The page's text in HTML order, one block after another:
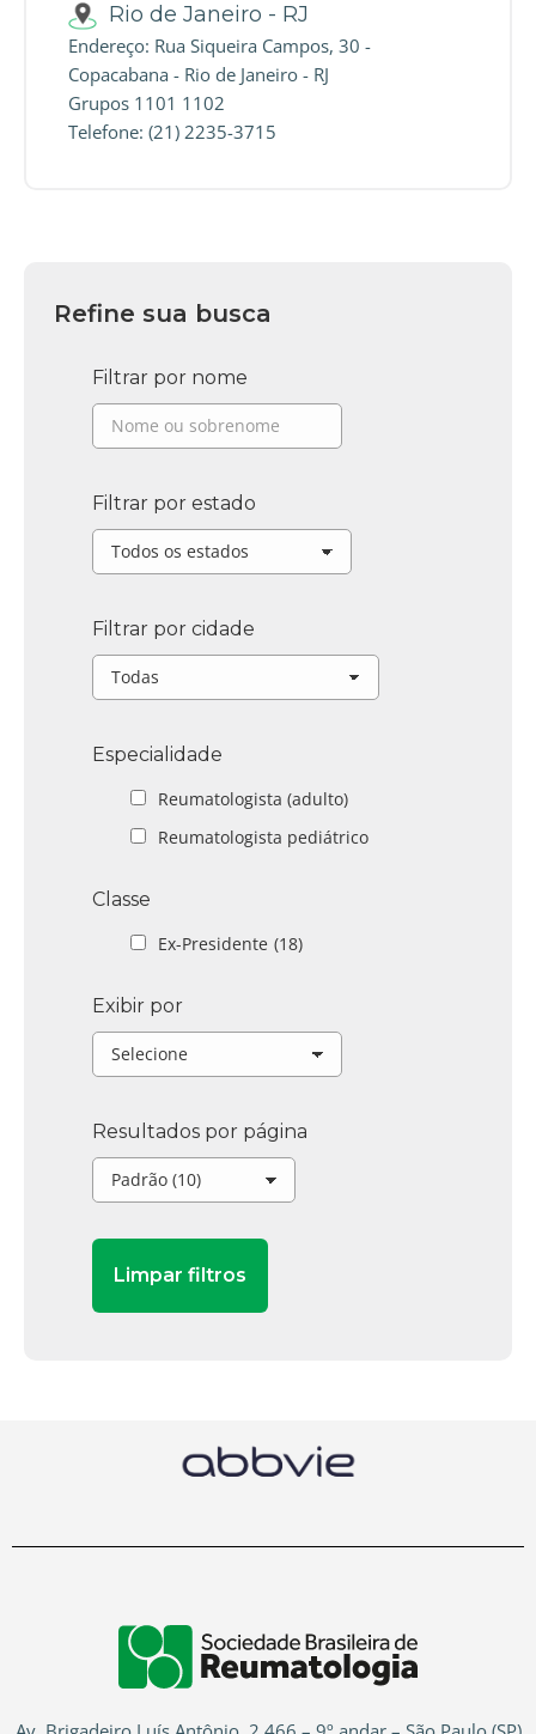
Rio de Janeiro - RJ
Endereço: Rua Siqueira Campos, 30 -
Copacabana - Rio de Janeiro - RJ
Grupos 1101 1102
Telefone: (21) 2235-3715
Refine sua busca
Filtrar por nome
Filtrar por estado
Filtrar por cidade
Especialidade
Reumatologista (adulto)
Reumatologista pediátrico
Classe
Ex-Presidente (18)
Exibir por
Resultados por página